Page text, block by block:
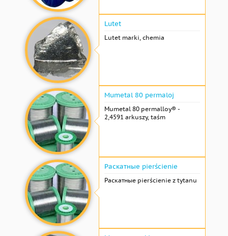
Lutet
Lutet marki, chemia
Mumetal 80 permaloj
Mumetal 80 permalloy® -
2,4591 arkuszy, taśm
Раскатные pierścienie
Раскатные pierścienie z tytanu